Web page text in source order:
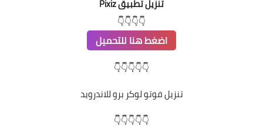
تنزيل تطبيق Pixiz
👇👇👇👇
اضغط هنا للتحميل
👇👇👇👇👇
تنزيل فوتو لوكر برو للاندرويد
👇👇👇👇👇